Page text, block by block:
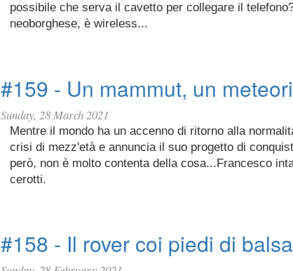
possibile che serva il cavetto per collegare il
neoborghese, è wireless...
#159 - Un mammut, un
Sunday, 28 March 2021
Mentre il mondo ha un accenno di ritorno alla
crisi di mezz'età e annuncia il suo progetto di
però, non è molto contenta della cosa...Francesco
cerotti.
#158 - Il rover coi piedi di balsa